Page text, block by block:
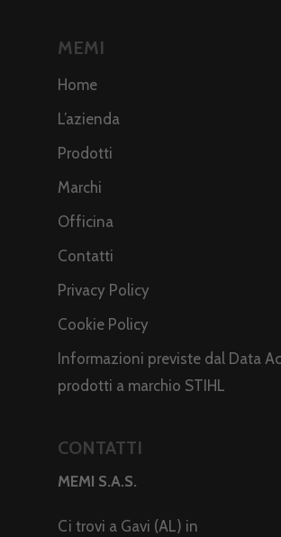
MEMI
Home
L’azienda
Prodotti
Marchi
Officina
Contatti
Privacy Policy
Cookie Policy
Informazioni previste dal Data
prodotti a marchio STIHL
CONTATTI
MEMI S.A.S.
Ci trovi a Gavi (AL) in